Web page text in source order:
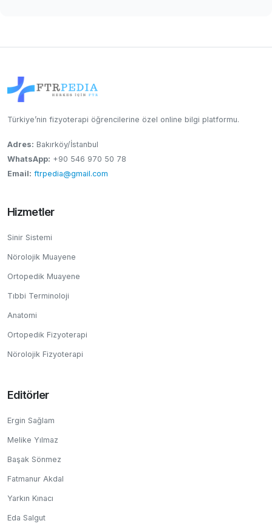
Türkiye’nin fizyoterapi öğrencilerine özel online bilgi platformu.
Adres: Bakırköy/İstanbul
WhatsApp: +90 546 970 50 78
Email: ftrpedia@gmail.com
Hizmetler
Sinir Sistemi
Nörolojik Muayene
Ortopedik Muayene
Tıbbi Terminoloji
Anatomi
Ortopedik Fizyoterapi
Nörolojik Fizyoterapi
Editörler
Ergin Sağlam
Melike Yılmaz
Başak Sönmez
Fatmanur Akdal
Yarkın Kınacı
Eda Salgut